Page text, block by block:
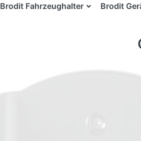
Brodit Fahrzeughalter Brodit